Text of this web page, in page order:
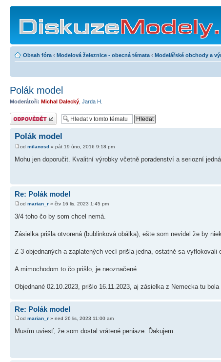
Obsah fóra ‹ Modelová železnice - obecná témata ‹ Modelářské obchody a
Polák model
Moderátoři: Michal Dalecký Jarda H.
Odeslat odpověď
Polák model
od milancsd » pát 19 úno, 2016 9:18 pm
Mohu jen doporučit. Kvalitní výrobky včetně poradenství a seriozní
Re: Polák model
od marian_r » čtv 16 lis, 2023 1:45 pm
3/4 toho čo by som chcel nemá.
Zásielka prišla otvorená (bublinková obálka), ešte som nevidel že by
Z 3 objednaných a zaplatených vecí prišla jedna, ostatné sa vyflokovali
A mimochodom to čo prišlo, je neoznačené.
Objednané 02.10.2023, prišlo 16.11.2023, aj zásielka z Nemecka tu bola
Re: Polák model
od marian_r » ned 26 lis, 2023 11:00 am
Musím uviesť, že som dostal vrátené peniaze. Ďakujem.